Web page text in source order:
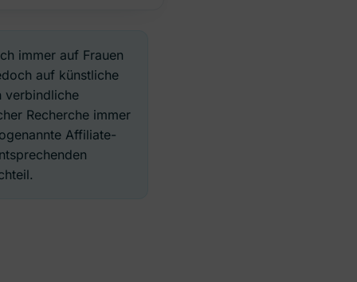
immer auf Frauen
auf künstliche
verbindliche
Recherche immer
Affiliate-